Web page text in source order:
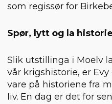
som regissør for
Spør, lytt og la
Slik utstillinga i Moelv
vår krigshistorie, er
vare på historiene fra
liv. En dag er det for